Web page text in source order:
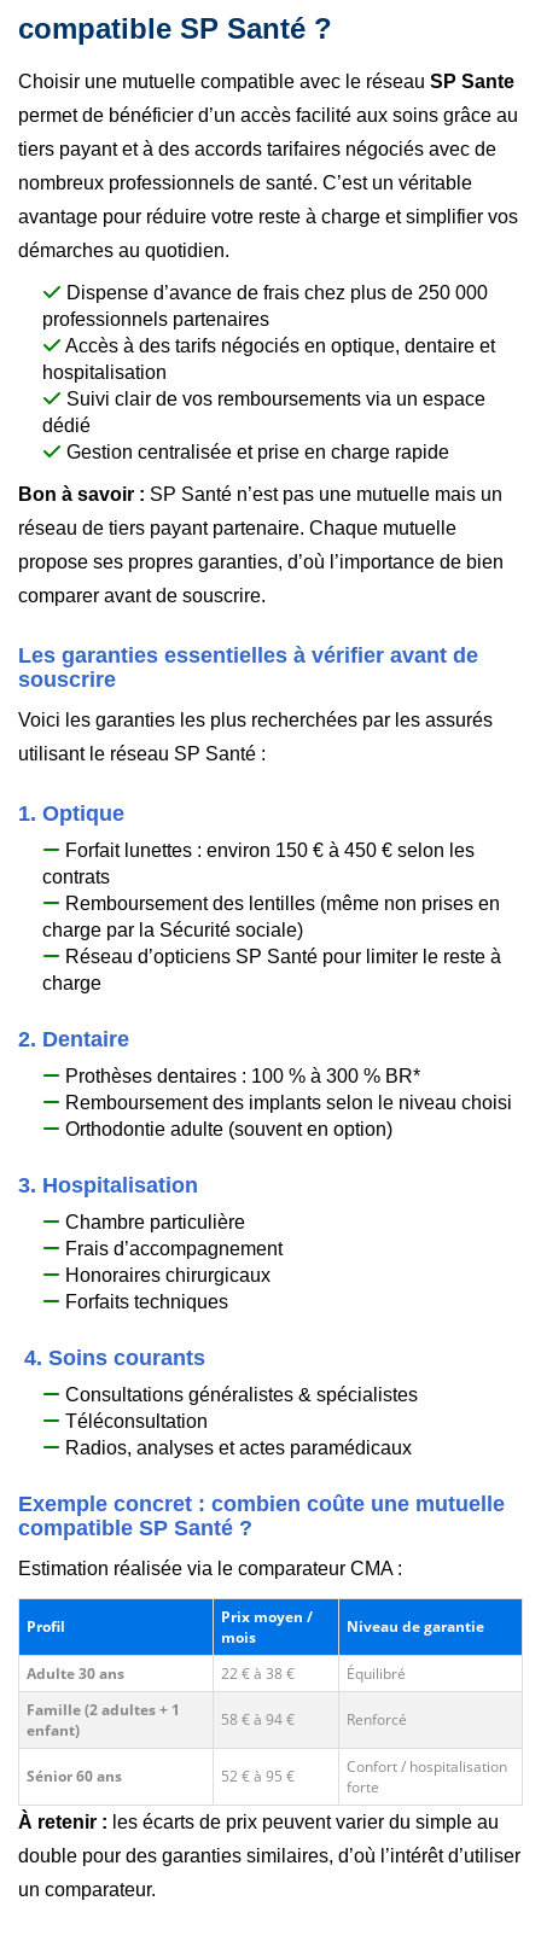
compatible SP Santé ?
Choisir une mutuelle compatible avec le réseau SP Sante
permet de bénéficier d’un accès facilité aux soins grâce au
tiers payant et à des accords tarifaires négociés avec de
nombreux professionnels de santé. C’est un véritable
avantage pour réduire votre reste à charge et simplifier vos
démarches au quotidien.
Dispense d’avance de frais chez plus de 250 000
professionnels partenaires
Accès à des tarifs négociés en optique, dentaire et
hospitalisation
Suivi clair de vos remboursements via un espace
dédié
Gestion centralisée et prise en charge rapide
Bon à savoir : SP Santé n’est pas une mutuelle mais un
réseau de tiers payant partenaire. Chaque mutuelle
propose ses propres garanties, d’où l’importance de bien
comparer avant de souscrire.
Les garanties essentielles à vérifier avant de
souscrire
Voici les garanties les plus recherchées par les assurés
utilisant le réseau SP Santé :
1. Optique
Forfait lunettes : environ 150 € à 450 € selon les
contrats
Remboursement des lentilles (même non prises en
charge par la Sécurité sociale)
Réseau d’opticiens SP Santé pour limiter le reste à
charge
2. Dentaire
Prothèses dentaires : 100 % à 300 % BR*
Remboursement des implants selon le niveau choisi
Orthodontie adulte (souvent en option)
3. Hospitalisation
Chambre particulière
Frais d’accompagnement
Honoraires chirurgicaux
Forfaits techniques
‍ 4. Soins courants
Consultations généralistes & spécialistes
Téléconsultation
Radios, analyses et actes paramédicaux
Exemple concret : combien coûte une mutuelle
compatible SP Santé ?
Estimation réalisée via le comparateur CMA :
Profil
Prix moyen /
mois
Niveau de garantie
Adulte 30 ans 22 € à 38 €
Équilibré
Famille (2 adultes + 1
enfant)
58 € à 94 € Renforcé
Sénior 60 ans 52 € à 95 €
Confort / hospitalisation
forte
À retenir : les écarts de prix peuvent varier du simple au
double pour des garanties similaires, d’où l’intérêt d’utiliser
un comparateur.